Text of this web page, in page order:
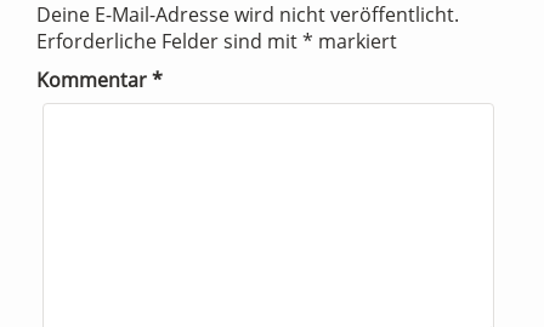
Deine E-Mail-Adresse wird nicht veröffentlicht.
Erforderliche Felder sind mit* markiert
Kommentar*